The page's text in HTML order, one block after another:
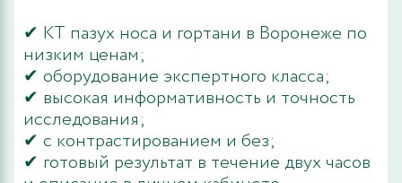
✔ КТ пазух носа и гортани в Воронеже по
низким ценам;
✔ оборудование экспертного класса;
✔ высокая информативность и точность
исследования;
✔ с контрастированием и без;
✔ готовый результат в течение двух часов